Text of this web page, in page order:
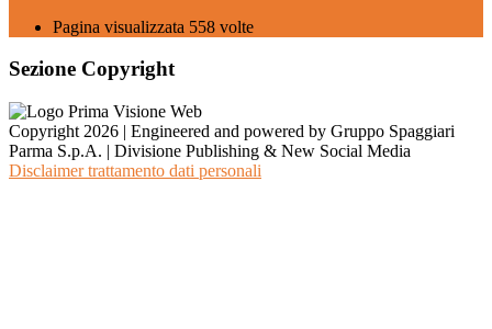
Pagina visualizzata 558 volte
Sezione Copyright
Copyright 2026 | Engineered and powered by Gruppo Spaggiari
Parma S.p.A. | Divisione Publishing & New Social Media
Disclaimer trattamento dati personali